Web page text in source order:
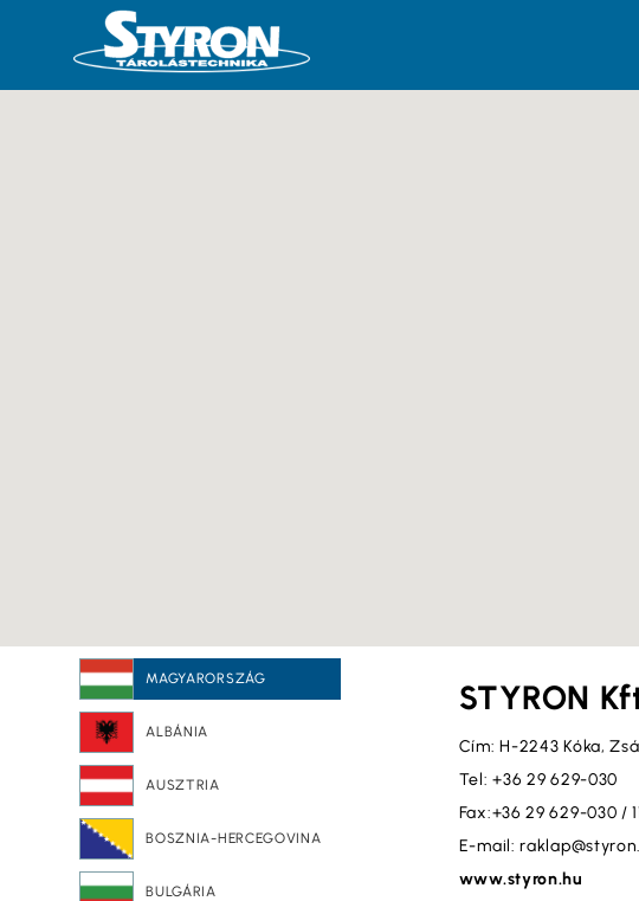
MAGYARORSZÁG
ALBÁNIA
AUSZTRIA
BOSZNIA-HERCEGOVINA
BULGÁRIA
STYRON
Cím: H-2243 Kóka,
Tel: +36 29 629-030
Fax:+36 29 629-030 /
E-mail:
www.styron.hu